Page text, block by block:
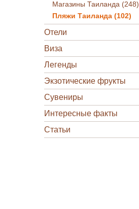
Магазины Таиланда (248)
Пляжи Таиланда (102)
Отели
Виза
Легенды
Экзотические фрукты
Сувениры
Интересные факты
Статьи